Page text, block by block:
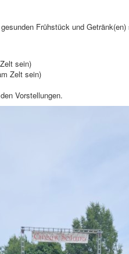
Frühstück und Getränk(en)
sein)
Zelt sein)
Vorstellungen.